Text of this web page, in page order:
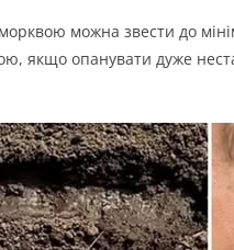
можна звести до
якщо опанувати дуже